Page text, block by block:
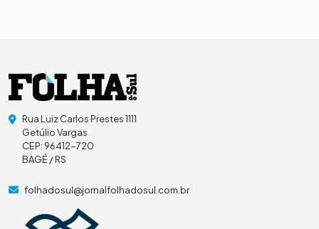
Rua Luiz Carlos Prestes 1111
Getúlio Vargas
CEP: 96412-720
BAGÉ / RS
folhadosul@jornalfolhadosul.com.br